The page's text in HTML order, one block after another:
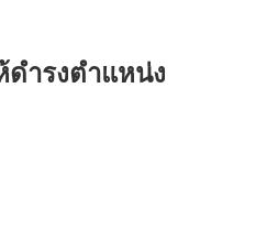
ดำรงตำแหน่ง